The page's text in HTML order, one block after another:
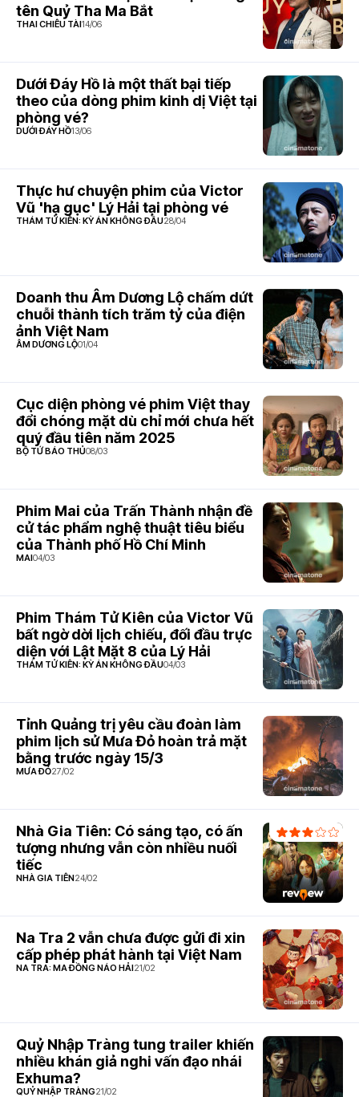
tên Quỷ Tha Ma Bắt
THAI CHIÊU TÀI14/06
Dưới Đáy Hồ là một thất bại tiếp
theo của dòng phim kinh dị Việt tại
phòng vé?
DƯỚI ĐÁY HỒ13/06
Thực hư chuyện phim của Victor
Vũ 'hạ gục' Lý Hải tại phòng vé
THÁM TỬ KIÊN: KỲ ÁN KHÔNG ĐẦU28/04
Doanh thu Âm Dương Lộ chấm dứt
chuỗi thành tích trăm tỷ của điện
ảnh Việt Nam
ÂM DƯƠNG LỘ01/04
Cục diện phòng vé phim Việt thay
đổi chóng mặt dù chỉ mới chưa hết
quý đầu tiên năm 2025
BỘ TỨ BÁO THỦ08/03
Phim Mai của Trấn Thành nhận đề
cử tác phẩm nghệ thuật tiêu biểu
của Thành phố Hồ Chí Minh
MAI04/03
Phim Thám Tử Kiên của Victor Vũ
bất ngờ dời lịch chiếu, đối đầu trực
diện với Lật Mặt 8 của Lý Hải
THÁM TỬ KIÊN: KỲ ÁN KHÔNG ĐẦU04/03
Tỉnh Quảng trị yêu cầu đoàn làm
phim lịch sử Mưa Đỏ hoàn trả mặt
bằng trước ngày 15/3
MƯA ĐỎ27/02
Nhà Gia Tiên: Có sáng tạo, có ấn
tượng nhưng vẫn còn nhiều nuối
tiếc
NHÀ GIA TIÊN24/02
Na Tra 2 vẫn chưa được gửi đi xin
cấp phép phát hành tại Việt Nam
NA TRA: MA ĐỒNG NÁO HẢI21/02
Quỷ Nhập Tràng tung trailer khiến
nhiều khán giả nghi vấn đạo nhái
Exhuma?
QUỶ NHẬP TRÀNG21/02